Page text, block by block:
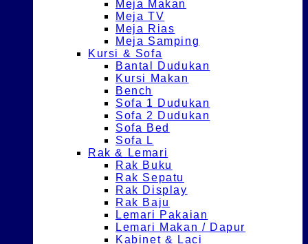
Meja Makan
Meja TV
Meja Rias
Meja Samping
Kursi & Sofa
Bantal Dudukan
Kursi Makan
Bench
Sofa 1 Dudukan
Sofa 2 Dudukan
Sofa Bed
Sofa L
Rak & Lemari
Rak Buku
Rak Sepatu
Rak Display
Rak Baju
Lemari Pakaian
Lemari Makan / Dapur
Kabinet & Laci